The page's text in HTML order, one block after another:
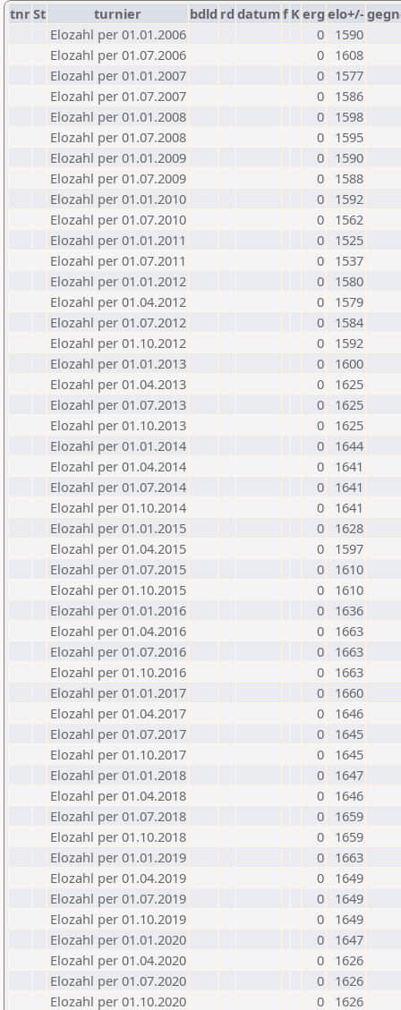
tnrSt turnier bdld rd datumf Kerg elo+/-
Elozahl per 01.01.2006
0
1590
Elozahl per 01.07.2006
0
1608
Elozahl per 01.01.2007
0
1577
Elozahl per 01.07.2007
0
1586
Elozahl per 01.01.2008
0
1598
Elozahl per 01.07.2008
0
1595
Elozahl per 01.01.2009
0
1590
Elozahl per 01.07.2009
0
1588
Elozahl per 01.01.2010
0
1592
Elozahl per 01.07.2010
0
1562
Elozahl per 01.01.2011
0
1525
Elozahl per 01.07.2011
0
1537
Elozahl per 01.01.2012
0
1580
Elozahl per 01.04.2012
0
1579
Elozahl per 01.07.2012
0
1584
Elozahl per 01.10.2012
0
1592
Elozahl per 01.01.2013
0
1600
Elozahl per 01.04.2013
0
1625
Elozahl per 01.07.2013
0
1625
Elozahl per 01.10.2013
0
1625
Elozahl per 01.01.2014
0
1644
Elozahl per 01.04.2014
0
1641
Elozahl per 01.07.2014
0
1641
Elozahl per 01.10.2014
0
1641
Elozahl per 01.01.2015
0
1628
Elozahl per 01.04.2015
0
1597
Elozahl per 01.07.2015
0
1610
Elozahl per 01.10.2015
0
1610
Elozahl per 01.01.2016
0
1636
Elozahl per 01.04.2016
0
1663
Elozahl per 01.07.2016
0
1663
Elozahl per 01.10.2016
0
1663
Elozahl per 01.01.2017
0
1660
Elozahl per 01.04.2017
0
1646
Elozahl per 01.07.2017
0
1645
Elozahl per 01.10.2017
0
1645
Elozahl per 01.01.2018
0
1647
Elozahl per 01.04.2018
0
1646
Elozahl per 01.07.2018
0
1659
Elozahl per 01.10.2018
0
1659
Elozahl per 01.01.2019
0
1663
Elozahl per 01.04.2019
0
1649
Elozahl per 01.07.2019
0
1649
Elozahl per 01.10.2019
0
1649
Elozahl per 01.01.2020
0
1647
Elozahl per 01.04.2020
0
1626
Elozahl per 01.07.2020
0
1626
Elozahl per 01.10.2020
0
1626